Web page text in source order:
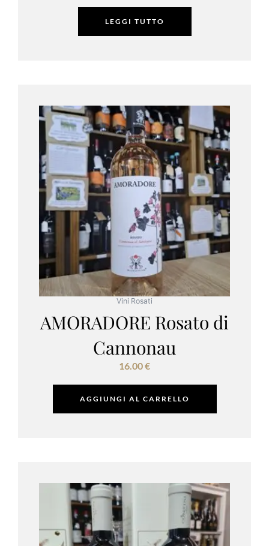
LEGGI TUTTO
Vini Rosati
AMORADORE Rosato di
Cannonau
16.00€
AGGIUNGI AL CARRELLO